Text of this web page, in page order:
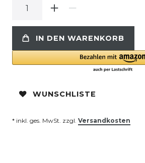
IN DEN WARENKORB
WUNSCHLISTE
* inkl. ges. MwSt. zzgl. Versandkosten